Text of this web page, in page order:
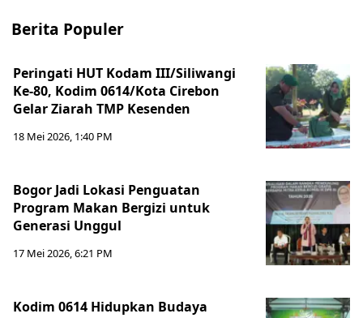
Berita Populer
Peringati HUT Kodam III/Siliwangi
Ke-80, Kodim 0614/Kota Cirebon
Gelar Ziarah TMP Kesenden
18 Mei 2026, 1:40 PM
Bogor Jadi Lokasi Penguatan
Program Makan Bergizi untuk
Generasi Unggul
17 Mei 2026, 6:21 PM
Kodim 0614 Hidupkan Budaya